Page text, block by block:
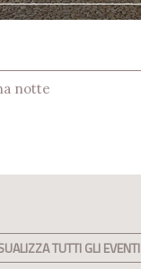
notte
TUTTI GLI EVENTI